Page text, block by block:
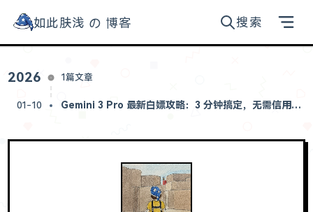
如此肤浅的博客
归档
工具
如此肤浅 の 博客 搜索
2026 1篇文章
01-10 Gemini 3 Pro 最新白嫖攻略：3 分钟搞定，无需信用卡，无账号限制